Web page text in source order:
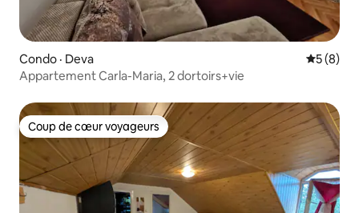
Condo · Deva Note
5 (8)
Appartement Carla-Maria, 2 dortoirs+vie
Coup de cœur voyageurs
Coup de cœur voyageurs